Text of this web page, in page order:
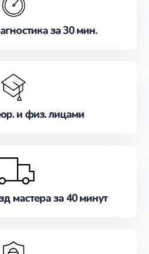
за 30 мин.
и физ. лицами
мастера за 40 минут